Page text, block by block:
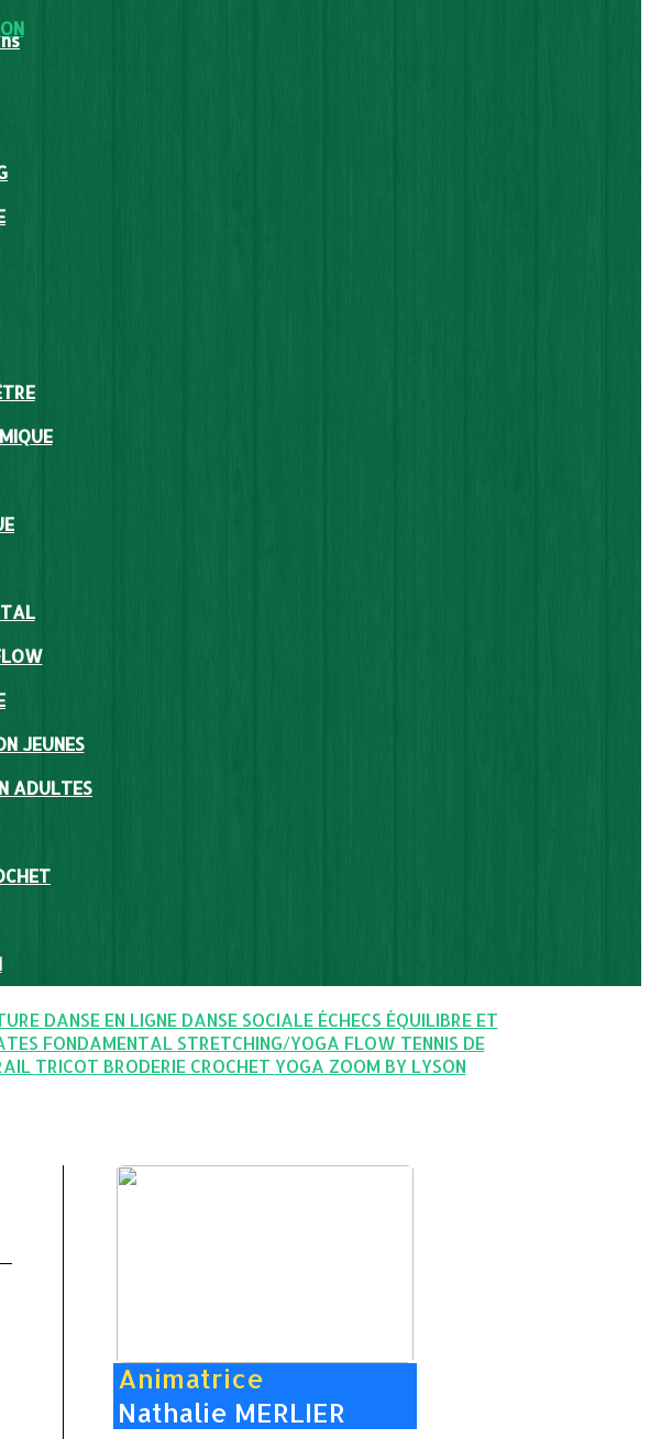
JEUNES
ADULTES
DANSE EN LIGNE DANSE SOCIALE ÉCHECS ÉQUILIBRE ET
FONDAMENTAL STRETCHING/YOGA FLOW TENNIS DE
TRICOT BRODERIE CROCHET YOGA ZOOM BY LYSON
Animatrice
Nathalie MERLIER